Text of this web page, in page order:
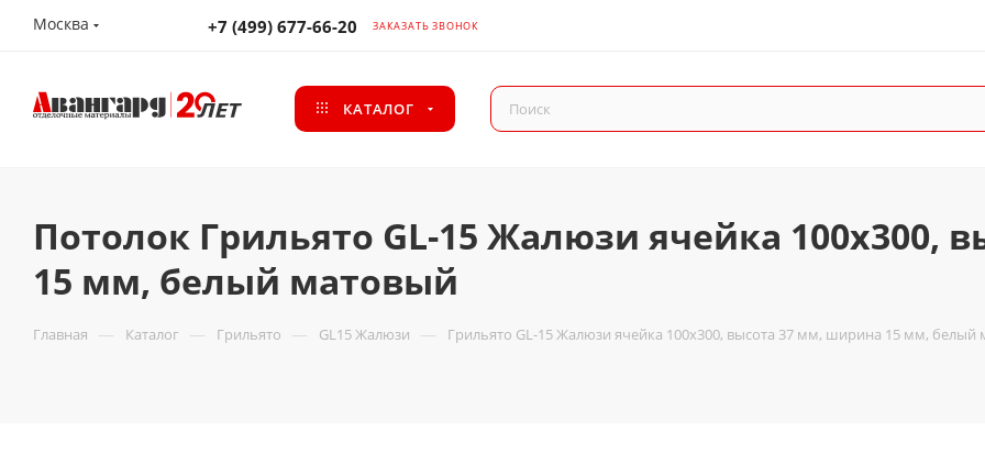
Москва +7 (499) 677-66-20 ЗАКАЗАТЬ ЗВОНОК
КАТАЛОГ
Потолок Грильято GL-15 Жалюзи ячейка 100x300,
15 мм, белый матовый
Главная — Каталог — Грильято — GL15 Жалюзи — Грильято GL-15 Жалюзи ячейка 100x300, высота 37 мм, ширина 15 мм, белый